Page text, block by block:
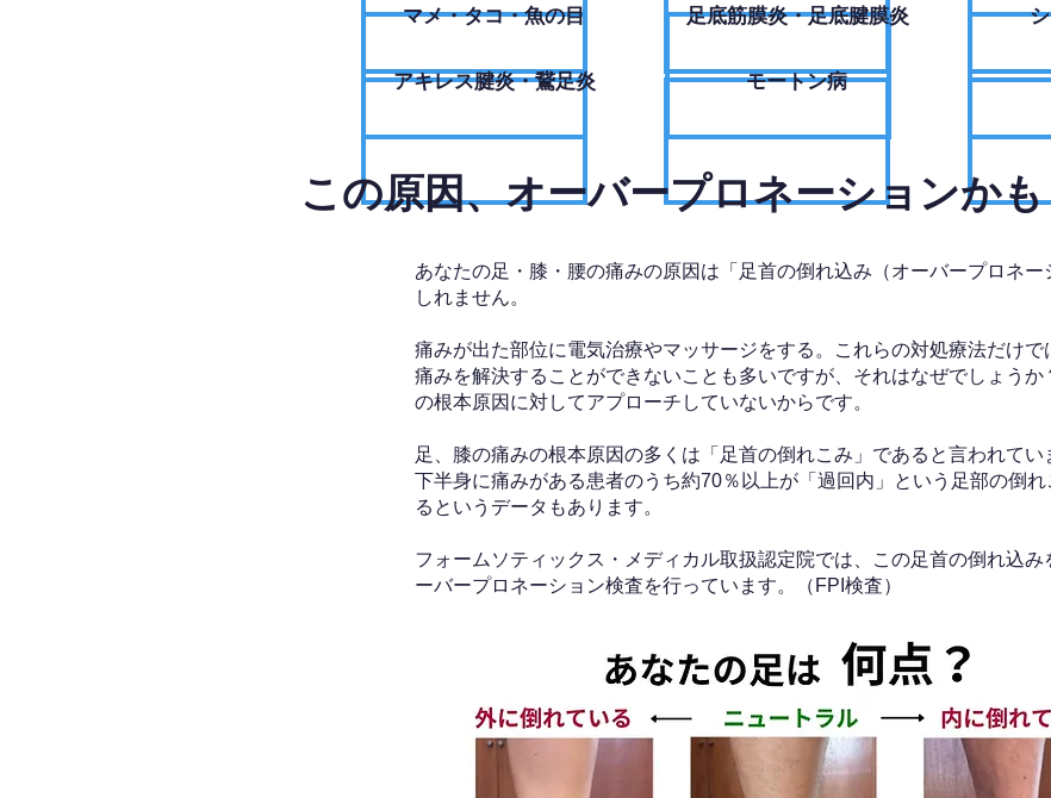
​マメ・タコ・魚の目
アキレス腱炎・鵞足炎
足底筋膜炎・足底腱膜炎
モートン病
この原因、オーバープロネーションかも
あなたの足・膝・腰の痛みの原因は「足首の倒れ込み（オーバープロネー
しれません。
痛みが出た部位に電気治療やマッサージをする。これらの対処療法だけで
痛みを解決することができないことも多いですが、それはなぜでしょうか
の根本原因に対してアプローチしていないからです。
足、膝の痛みの根本原因の多くは「足首の倒れこみ」であると言われてい
下半身に痛みがある患者のうち約70％以上が「過回内」という足部の倒れ
るというデータもあります。
フォームソティックス・メディカル取扱認定院では、この足首の倒れ込み
ーバープロネーション検査を行っています。（FPI検査）​